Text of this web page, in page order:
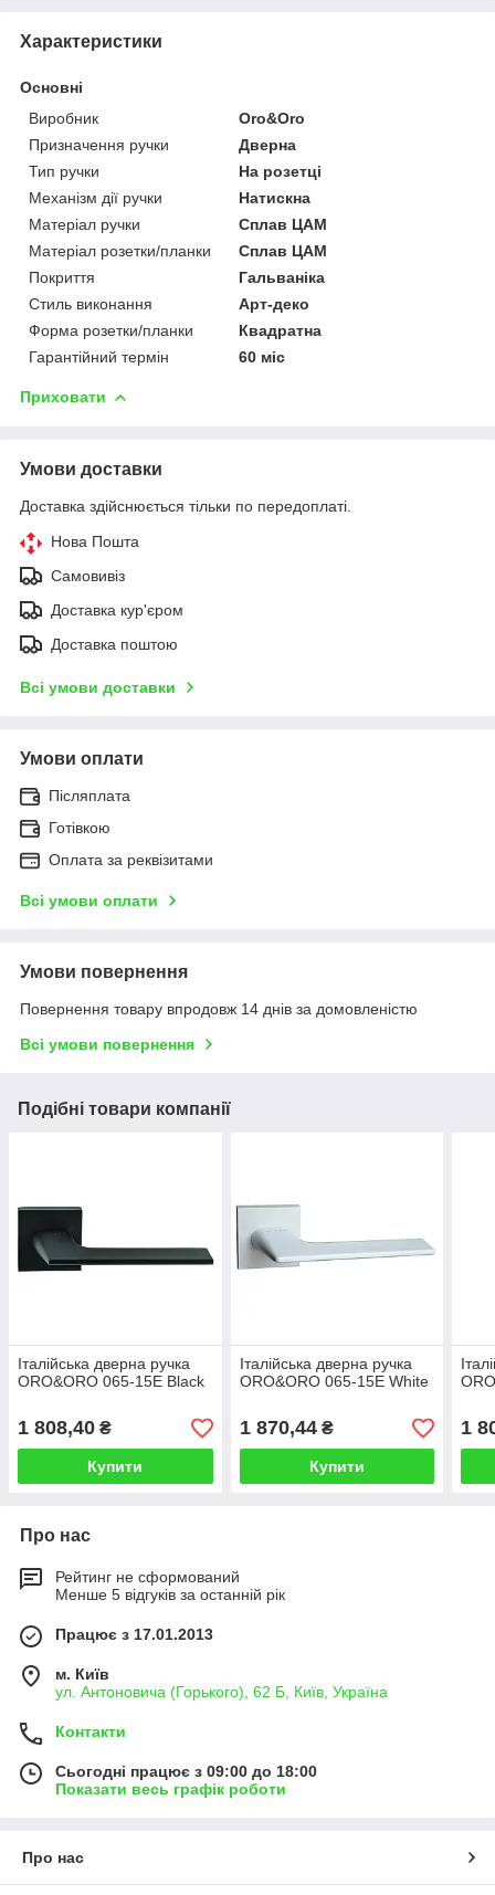
Характеристики
Основні
Виробник
Oro&Oro
Призначення ручки
Дверна
Тип ручки
На розетці
Механізм дії ручки
Натискна
Матеріал ручки
Сплав ЦАМ
Матеріал розетки/планки
Сплав ЦАМ
Покриття
Гальваніка
Стиль виконання
Арт-деко
Форма розетки/планки
Квадратна
Гарантійний термін
60 міс
Приховати
Умови доставки
Доставка здійснюється тільки по передоплаті.
Нова Пошта
Самовивіз
Доставка кур'єром
Доставка поштою
Всі умови доставки
Умови оплати
Післяплата
Готівкою
Оплата за реквізитами
Всі умови оплати
Умови повернення
Повернення товару впродовж 14 днів за домовленістю
Всі умови повернення
Подібні товари компанії
Італійська дверна ручка
ORO&ORO 065-15E Black
1 808,40 ₴
Купити
Італійська дверна ручка
ORO&ORO 065-15E White
1 870,44₴
Купити
1
Про нас
Рейтинг не сформований
Менше 5 відгуків за останній рік
Працює з 17.01.2013
м. Київ
ул. Антоновича (Горького), 62 Б, Київ, Україна
Контакти
Сьогодні працює з 09:00 до 18:00
Показати весь графік роботи
Про нас